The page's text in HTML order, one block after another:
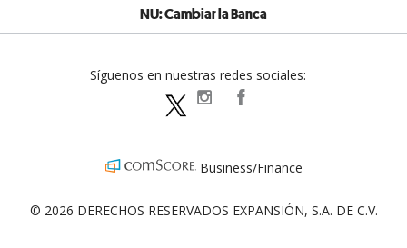
NU: Cambiar la Banca
Síguenos en nuestras redes sociales:
expansionpolitica
Business/Finance
© 2026 DERECHOS RESERVADOS EXPANSIÓN, S.A. DE C.V.